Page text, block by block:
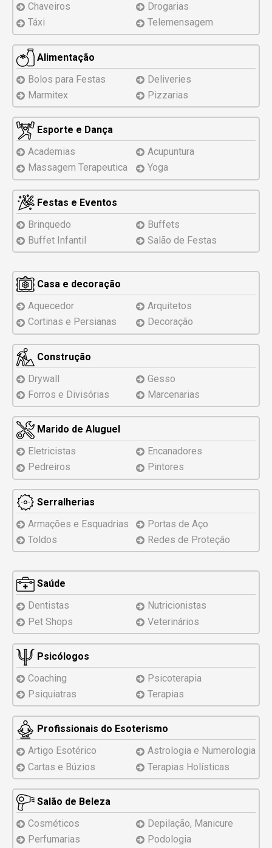
Chaveiros
Drogarias
Táxi
Telemensagem
Alimentação
Bolos para Festas
Deliveries
Marmitex
Pizzarias
Esporte e Dança
Academias
Acupuntura
Massagem Terapeutica
Yoga
Festas e Eventos
Brinquedo
Buffets
Buffet Infantil
Salão de Festas
Casa e decoração
Aquecedor
Arquitetos
Cortinas e Persianas
Decoração
Construção
Drywall
Gesso
Forros e Divisórias
Marcenarias
Marido de Aluguel
Eletricistas
Encanadores
Pedreiros
Pintores
Serralherias
Armações e Esquadrias
Portas de Aço
Toldos
Redes de Proteção
Saúde
Dentistas
Nutricionistas
Pet Shops
Veterinários
Psicólogos
Coaching
Psicoterapia
Psiquiatras
Terapias
Profissionais do Esoterismo
Artigo Esotérico
Astrologia e Numerologia
Cartas e Búzios
Terapias Holísticas
Salão de Beleza
Cosméticos
Depilação, Manicure
Perfumarias
Podologia